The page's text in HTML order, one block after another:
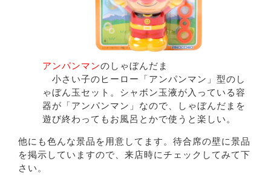
アンパンマンのしゃぼんだま
小さい子のヒーロー「アンパンマン」型のし
ゃぼん玉セット。シャボン玉液が入っている容
器が「アンパンマン」なので、しゃぼんだまを
遊び終わってもお風呂とかで使うと楽しい。
他にも色んな景品を用意してます。待合席の壁に景品
を掲示していますので、来店時にチェックしてみて下
さい。